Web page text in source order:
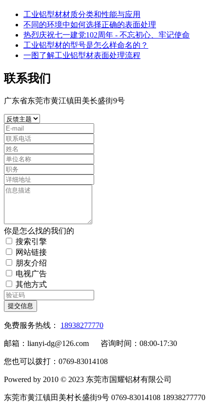
工业铝型材材质分类和性能与应用
不同的环境中如何选择正确的表面处理
热烈庆祝七一建党102周年 - 不忘初心、牢记使命
工业铝型材的型号是怎么样命名的？
一图了解工业铝型材表面处理流程
联系我们
广东省东莞市黄江镇田美长盛街9号
你是怎么找的我们的
搜索引擎
网站链接
朋友介绍
电视广告
其他方式
提交信息
免费服务热线： 18938277770
邮箱：lianyi-dg@126.com 咨询时间：08:00-17:30
您也可以拨打：0769-83014108
Powered by 2010 © 2023 东莞市国耀铝材有限公司
东莞市黄江镇田美村长盛街9号 0769-83014108 18938277770